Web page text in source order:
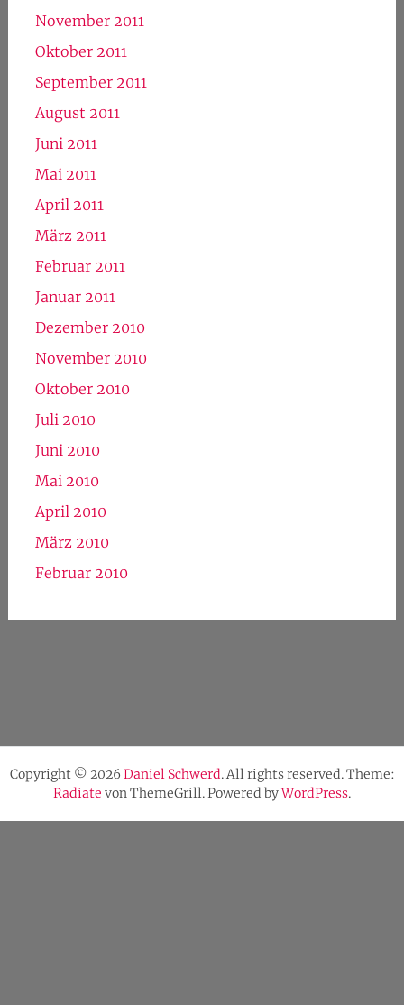
November 2011
Oktober 2011
September 2011
August 2011
Juni 2011
Mai 2011
April 2011
März 2011
Februar 2011
Januar 2011
Dezember 2010
November 2010
Oktober 2010
Juli 2010
Juni 2010
Mai 2010
April 2010
März 2010
Februar 2010
Copyright © 2026 Daniel Schwerd. All rights reserved. Theme:
Radiate von ThemeGrill. Powered byWordPress.